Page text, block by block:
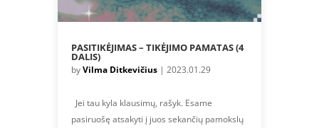
PASITIKĖJIMAS – TIKĖJIMO PAMATAS (4
DALIS)
byVilma Ditkevičius| 2023.01.29
Jei tau kyla klausimų, rašyk. Esame
pasiruošę atsakyti į juos sekančių pamokslų